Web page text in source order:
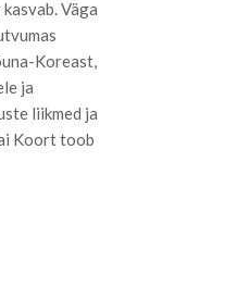
Väga
Koreast,
ja
liikmed ja
Koort toob